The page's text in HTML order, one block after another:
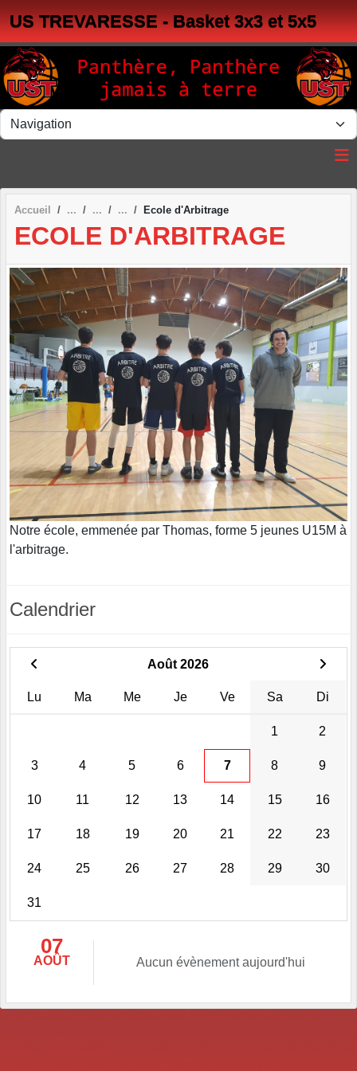
US TREVARESSE - Basket 3x3 et 5x5
Accueil Ecole d'Arbitrage
ECOLE D'ARBITRAGE
Notre école, emmenée par Thomas, forme 5 jeunes U15M à
l'arbitrage.
Calendrier
Août 2026
Lu Ma Me Je Ve Sa Di
1 2
3 4 5 6 7 8 9
10 11 12 13 14 15 16
17 18 19 20 21 22 23
24 25 26 27 28 29 30
31
07
AOÛT Aucun évènement aujourd'hui